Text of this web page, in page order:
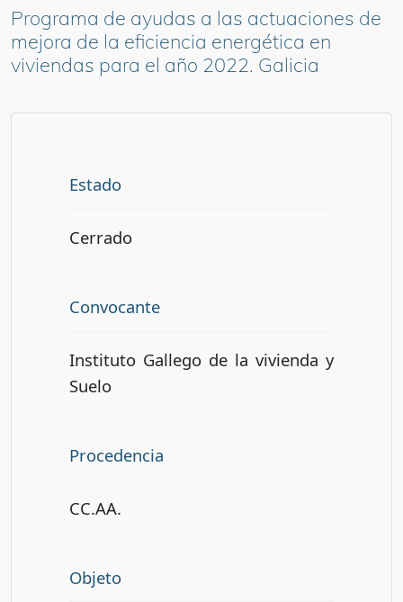
Programa de ayudas a las actuaciones de
mejora de la eficiencia energética en
viviendas para el año 2022. Galicia
Estado
Cerrado
Convocante
Instituto Gallego de la vivienda y
Suelo
Procedencia
CC.AA.
Objeto